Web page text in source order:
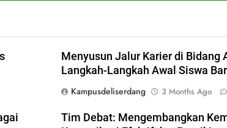
Menyusun Jalur Karier di Bidang
Langkah-Langkah Awal Siswa
Kampusdeliserdang
3 Months Ago
Tim Debat: Mengembangkan